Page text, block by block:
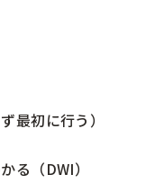
最初に行う）
る（DWI）